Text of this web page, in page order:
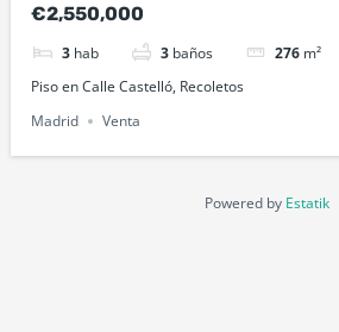
€2,550,000
3 hab 3 baños 276 m²
Piso en Calle Castelló, Recoletos
Madrid
Venta
Powered by Estatik